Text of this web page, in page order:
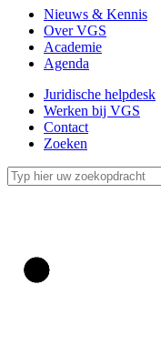
Nieuws & Kennis
Over VGS
Academie
Agenda
Juridische helpdesk
Werken bij VGS
Contact
Zoeken